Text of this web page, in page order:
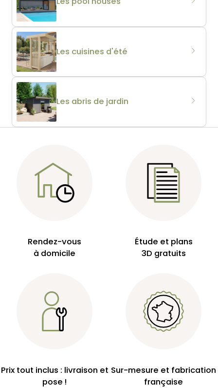
Les cuisines d'été
Les abris de jardin
Rendez-vous
à domicile
Étude et plans
3D gratuits
Prix tout inclus : livraison et
pose !
Sur-mesure et fabrication
française